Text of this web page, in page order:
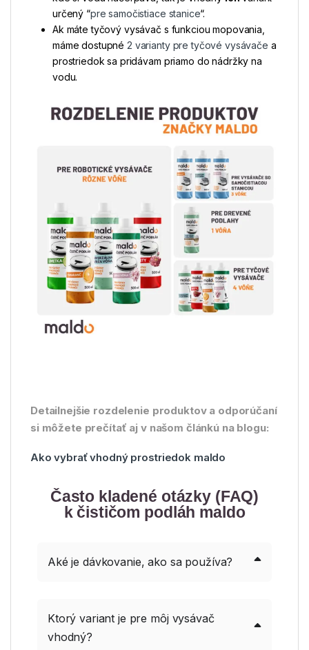
určený “pre samočistiace stanice“.
Ak máte tyčový vysávač s funkciou mopovania,
máme dostupné2 varianty pre tyčové vysávače a
prostriedok sa pridávam priamo do nádržky na
vodu.
Detailnejšie rozdelenie produktov a odporúčaní
si môžete prečítať aj v našom článkú na blogu:
Ako vybrať vhodný prostriedok maldo
Často kladené otázky (FAQ)
k čističom podláh maldo
Aké je dávkovanie, ako sa používa?
Ktorý variant je pre môj vysávač
vhodný?